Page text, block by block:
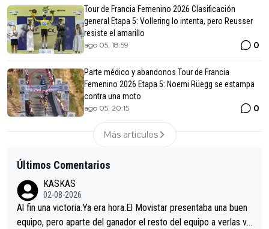
Tour de Francia Femenino 2026 Clasificación
general Etapa 5: Vollering lo intenta, pero Reusser
resiste el amarillo
ago 05, 18:59 0
Parte médico y abandonos Tour de Francia
Femenino 2026 Etapa 5: Noemi Rüegg se estampa
contra una moto
ago 05, 20:15 0
Más articulos
Últimos Comentarios
KASKAS
02-08-2026
Al fin una victoria.Ya era hora.El Movistar presentaba una buen
equipo, pero aparte del ganador el resto del equipo a verlas ve